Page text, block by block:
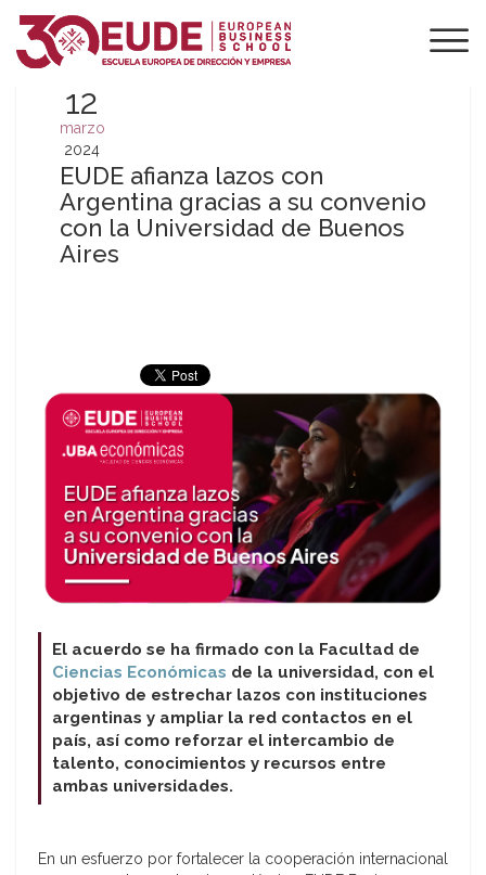
12
marzo
2024
EUDE afianza lazos con
Argentina gracias a su convenio
con la Universidad de Buenos
Aires
El acuerdo se ha firmado con la Facultad de
Ciencias Económicas de la universidad, con el
objetivo de estrechar lazos con instituciones
argentinas y ampliar la red contactos en el
país, así como reforzar el intercambio de
talento, conocimientos y recursos entre
ambas universidades.
En un esfuerzo por fortalecer la cooperación internacional